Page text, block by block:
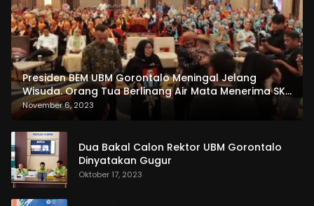
Presiden BEM UBM Gorontalo Meningal Jelang
Wisuda. Orang Tua Berlinang Air Mata Menerima SKL
dan Pemasangan Salempang
November 6, 2023
Dua Bakal Calon Rektor UBM Gorontalo
Dinyatakan Gugur
Oktober 17, 2023